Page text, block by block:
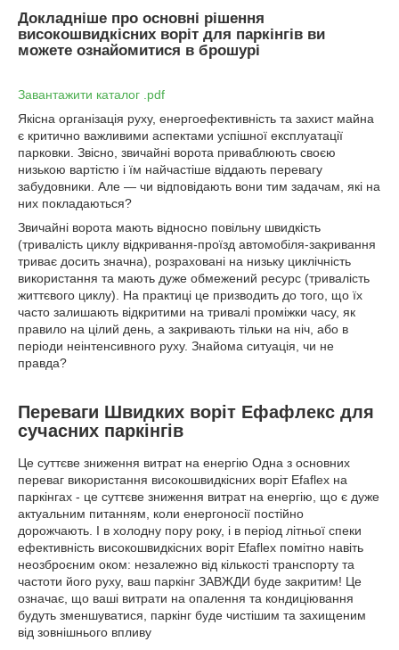
Докладніше про основні рішення
високошвидкісних воріт для паркінгів ви
можете ознайомитися в брошурі
Завантажити каталог .pdf
Якісна організація руху, енергоефективність та захист майна
є критично важливими аспектами успішної експлуатації
парковки. Звісно, звичайні ворота приваблюють своєю
низькою вартістю і їм найчастіше віддають перевагу
забудовники. Але — чи відповідають вони тим задачам, які на
них покладаються?
Звичайні ворота мають відносно повільну швидкість
(тривалість циклу відкривання-проїзд автомобіля-закривання
триває досить значна), розраховані на низьку циклічність
використання та мають дуже обмежений ресурс (тривалість
життєвого циклу). На практиці це призводить до того, що їх
часто залишають відкритими на тривалі проміжки часу, як
правило на цілий день, а закривають тільки на ніч, або в
періоди неінтенсивного руху. Знайома ситуація, чи не
правда?
Переваги Швидких воріт Ефафлекс для
сучасних паркінгів
Це суттєве зниження витрат на енергію Одна з основних
переваг використання високошвидкісних воріт Efaflex на
паркінгах - це суттєве зниження витрат на енергію, що є дуже
актуальним питанням, коли енергоносії постійно
дорожчають. І в холодну пору року, і в період літньої спеки
ефективність високошвидкісних воріт Efaflex помітно навіть
неозброєним оком: незалежно від кількості транспорту та
частоти його руху, ваш паркінг ЗАВЖДИ буде закритим! Це
означає, що ваші витрати на опалення та кондиціювання
будуть зменшуватися, паркінг буде чистішим та захищеним
від зовнішнього впливу